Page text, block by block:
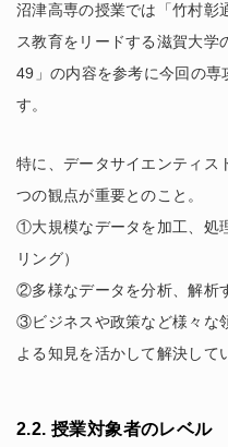
沼津高専の授業では「竹村彰
ス教育をリードする滋賀大
49」の内容を参考に今回の専
す。
特に、データサイエンティス
つの観点が重要とのこと。
①大規模なデータを加工、処
リング）
②多様なデータを分析、解析
③ビジネスや政策など様々な
よる知見を活かして解決して
2.2. 授業対象者のレベル